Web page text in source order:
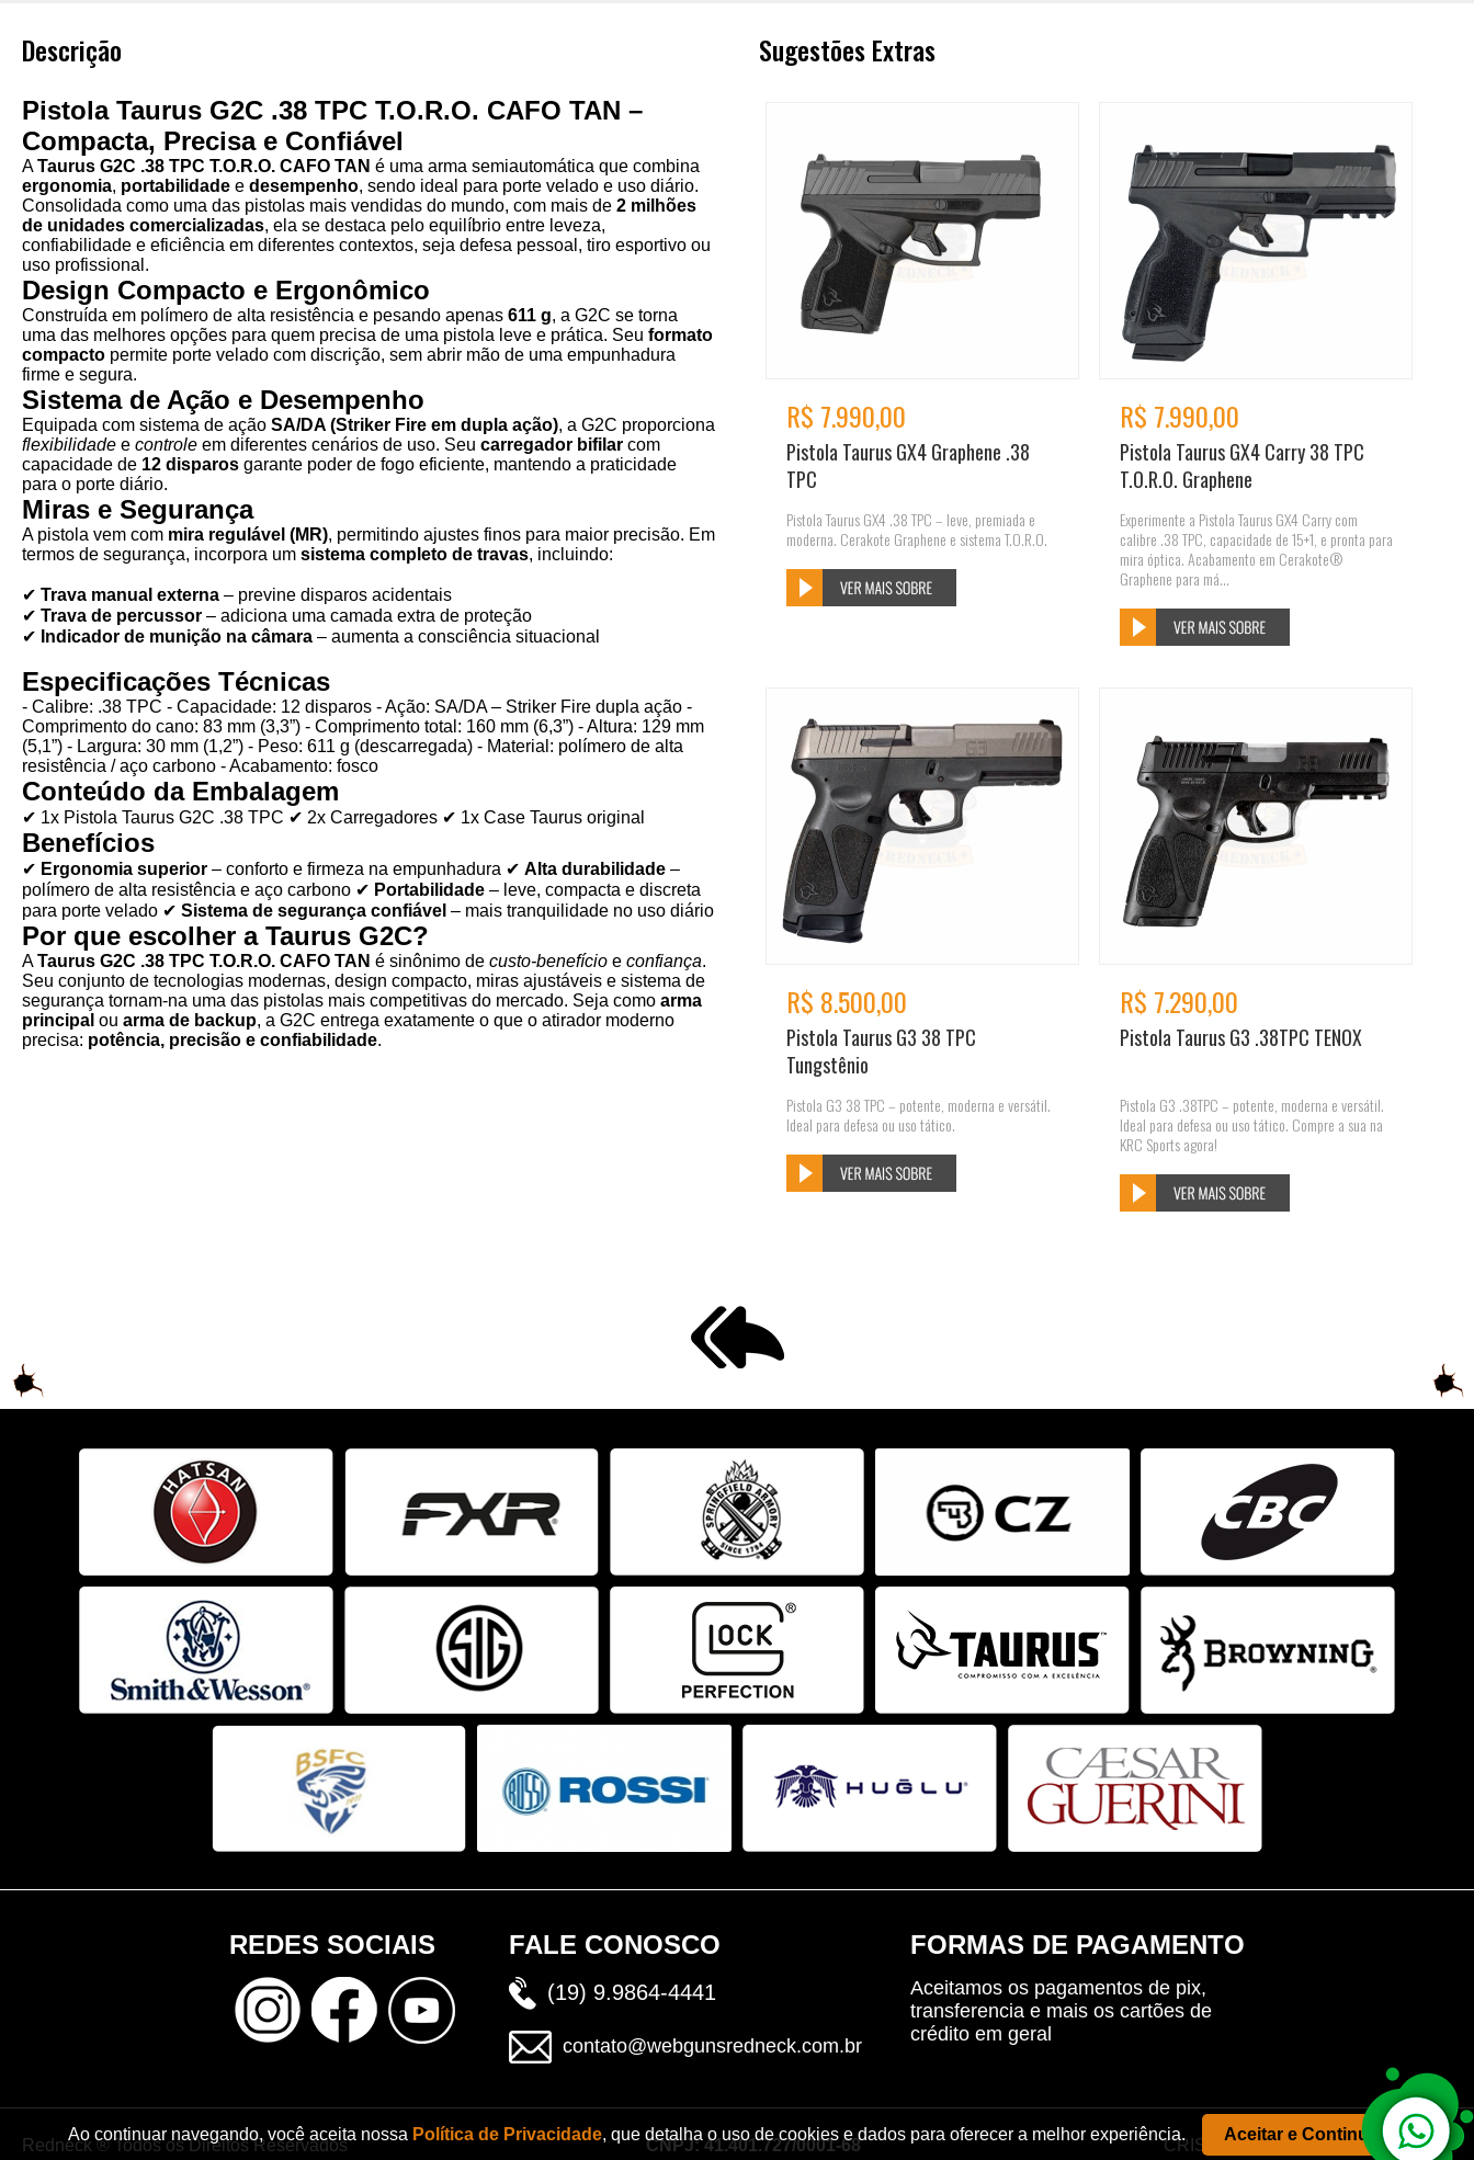
Ao continuar navegando, você aceita nossa Política de Privacidade, que detalha o uso de cookies e dados para oferecer a melhor experiência. Aceitar e Continuar
Descrição
Pistola Taurus G2C .38 TPC T.O.R.O. CAFO TAN –
Compacta, Precisa e Confiável
ATaurus G2C .38 TPC T.O.R.O. CAFO TAN é uma arma semiautomática que combina
ergonomia, portabilidade e desempenho, sendo ideal para porte velado e uso diário.
Consolidada como uma das pistolas mais vendidas do mundo, com mais de 2 milhões
de unidades comercializadas, ela se destaca pelo equilíbrio entre leveza,
confiabilidade e eficiência em diferentes contextos, seja defesa pessoal, tiro esportivo ou
uso profissional.
Design Compacto e Ergonômico
Construída em polímero de alta resistência e pesando apenas 611 g, a G2C se torna
uma das melhores opções para quem precisa de uma pistola leve e prática. Seu formato
compacto permite porte velado com discrição, sem abrir mão de uma empunhadura
firme e segura.
Sistema de Ação e Desempenho
Equipada com sistema de ação SA/DA (Striker Fire em dupla ação), a G2C proporciona
flexibilidade e controle em diferentes cenários de uso. Seu carregador bifilar com
capacidade de 12 disparos garante poder de fogo eficiente, mantendo a praticidade
para o porte diário.
Miras e Segurança
A pistola vem com mira regulável (MR), permitindo ajustes finos para maior precisão. Em
termos de segurança, incorpora um sistema completo de travas, incluindo:
✔ Trava manual externa – previne disparos acidentais
✔ Trava de percussor – adiciona uma camada extra de proteção
✔ Indicador de munição na câmara – aumenta a consciência situacional
Especificações Técnicas
- Calibre: .38 TPC - Capacidade: 12 disparos - Ação: SA/DA – Striker Fire dupla ação -
Comprimento do cano: 83 mm (3,3”) - Comprimento total: 160 mm (6,3”) - Altura: 129 mm
(5,1”) - Largura: 30 mm (1,2”) - Peso: 611 g (descarregada) - Material: polímero de alta
resistência / aço carbono - Acabamento: fosco
Conteúdo da Embalagem
✔ 1x Pistola Taurus G2C .38 TPC ✔ 2x Carregadores ✔ 1x Case Taurus original
Benefícios
✔ Ergonomia superior – conforto e firmeza na empunhadura ✔ Alta durabilidade –
polímero de alta resistência e aço carbono ✔ Portabilidade – leve, compacta e discreta
para porte velado ✔ Sistema de segurança confiável – mais tranquilidade no uso diário
Por que escolher a Taurus G2C?
ATaurus G2C .38 TPC T.O.R.O. CAFO TAN é sinônimo de custo-benefício e confiança.
Seu conjunto de tecnologias modernas, design compacto, miras ajustáveis e sistema de
segurança tornam-na uma das pistolas mais competitivas do mercado. Seja como arma
principal ou arma de backup, a G2C entrega exatamente o que o atirador moderno
precisa: potência, precisão e confiabilidade.
Sugestões Extras
R$ 7.990,00
Pistola Taurus GX4 Graphene .38
TPC
Pistola Taurus GX4 .38 TPC – leve, premiada e
moderna. Cerakote Graphene e sistema T.O.R.O.
R$ 7.990,00
Pistola Taurus GX4 Carry 38 TPC
T.O.R.O. Graphene
Experimente a Pistola Taurus GX4 Carry com
calibre .38 TPC, capacidade de 15+1, e pronta para
mira óptica. Acabamento em Cerakote®
Graphene para má...
R$ 8.500,00
Pistola Taurus G3 38 TPC
Tungstênio
Pistola G3 38 TPC – potente, moderna e versátil.
Ideal para defesa ou uso tático.
R$ 7.290,00
Pistola Taurus G3 .38TPC TENOX
Pistola G3 .38TPC – potente, moderna e versátil.
Ideal para defesa ou uso tático. Compre a sua na
KRC Sports agora!
REDES SOCIAIS FALE CONOSCO
(19) 9.9864-4441
contato@webgunsredneck.com.br
FORMAS DE PAGAMENTO
Aceitamos os pagamentos de pix,
transferencia e mais os cartões de
crédito em geral
Redneck ® Todos os Direitos Reservados CNPJ: 41.401.727/0001-68 CRISOFT - Criação de Sites ® 2005